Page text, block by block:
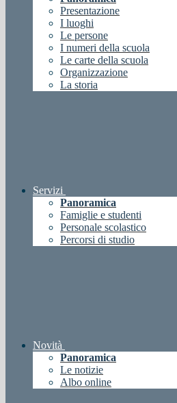
Presentazione
I luoghi
Le persone
I numeri della scuola
Le carte della scuola
Organizzazione
La storia
Servizi
Panoramica
Famiglie e studenti
Personale scolastico
Percorsi di studio
Novità
Panoramica
Le notizie
Albo online